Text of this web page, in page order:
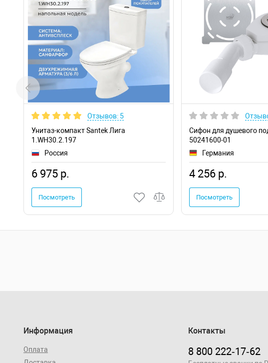
Отзывов: 5
Унитаз-компакт Santek Лига
1.WH30.2.197
Россия
6 975 р.
Посмотреть
Сифон для душевого
50241600-01
Германия
4 256 р.
Посмотреть
Информация
Оплата
Контакты
8 800 222‑17‑62